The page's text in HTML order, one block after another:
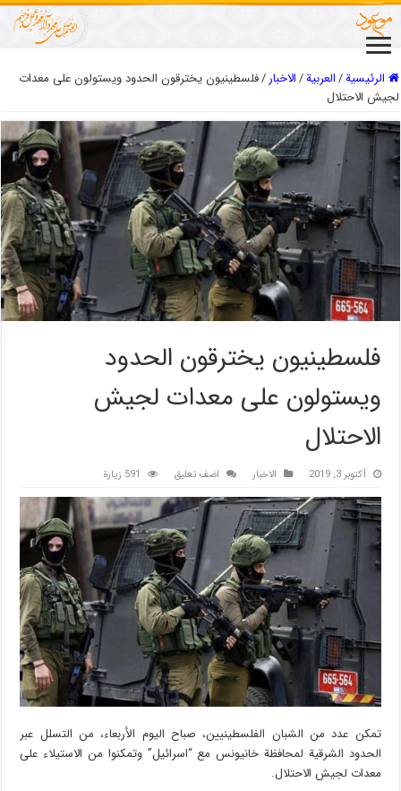
الرئيسية/العربیة/الاخبار/فلسطينيون يخترقون الحدود ويستولون على معدات
لجيش الاحتلال
فلسطينيون يخترقون الحدود
ويستولون على معدات لجيش
الاحتلال
أكتوبر 3, 2019 الاخبار اضف تعليق 591 زيارة
تمكن عدد من الشبان الفلسطينيين، صباح اليوم الأربعاء، من التسلل عبر
الحدود الشرقية لمحافظة خانيونس مع “اسرائيل” وتمكنوا من الاستيلاء على
معدات لجيش الاحتلال.